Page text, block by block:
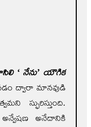
వాసిలి ‘ నేను’ యౌగిక
ద్వారా మానవుడి
స్ఫురిస్తుంది.
అనేదానికి